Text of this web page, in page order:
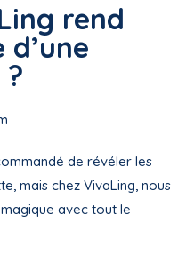
rend
d’une
de révéler les
mais chez VivaLing, nous
avec tout le